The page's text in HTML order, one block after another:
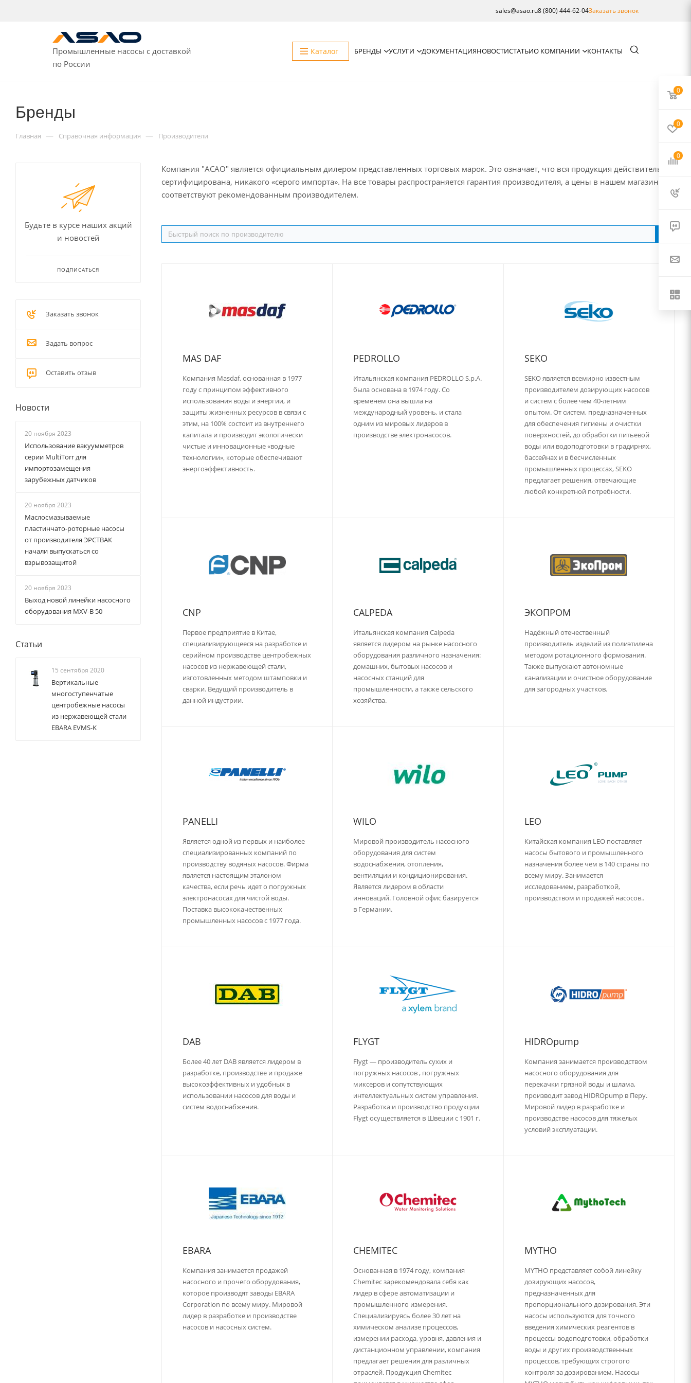
sales@asao.ru8 (800) 444-62-04Заказать звонок
Промышленные насосы с доставкой
по России
Каталог БРЕНДЫ УСЛУГИ ДОКУМЕНТАЦИЯНОВОСТИСТАТЬИО КОМПАНИИ КОНТАКТЫ
Бренды
Главная — Справочная информация — Производители
Компания "АСАО" является официальным дилером представленных торговых марок. Это означает, что вся продукция действительно
сертифицирована, никакого «серого импорта». На все товары распространяется гарантия производителя, а цены в нашем магазине
соответствуют рекомендованным производителем.
MAS DAF
Компания Masdaf, основанная в 1977
году с принципом эффективного
использования воды и энергии, и
защиты жизненных ресурсов в связи с
этим, на 100% состоит из внутреннего
капитала и производит экологически
чистые и инновационные «водные
технологии», которые обеспечивают
энергоэффективность.
PEDROLLO
Итальянская компания PEDROLLO S.p.A.
была основана в 1974 году. Со
временем она вышла на
международный уровень, и стала
одним из мировых лидеров в
производстве электронасосов.
SEKO
SEKO является всемирно известным
производителем дозирующих насосов
и систем с более чем 40-летним
опытом. От систем, предназначенных
для обеспечения гигиены и очистки
поверхностей, до обработки питьевой
воды или водоподготовки в градирнях,
бассейнах и в бесчисленных
промышленных процессах, SEKO
предлагает решения, отвечающие
любой конкретной потребности.
CNP
Первое предприятие в Китае,
специализирующееся на разработке и
серийном производстве центробежных
насосов из нержавеющей стали,
изготовленных методом штамповки и
сварки. Ведущий производитель в
данной индустрии.
CALPEDA
Итальянская компания Calpeda
является лидером на рынке насосного
оборудования различного назначения:
домашних, бытовых насосов и
насосных станций для
промышленности, а также сельского
хозяйства.
ЭКОПРОМ
Надёжный отечественный
производитель изделий из полиэтилена
методом ротационного формования.
Также выпускают автономные
канализации и очистное оборудование
для загородных участков.
PANELLI
Является одной из первых и наиболее
специализированных компаний по
производству водяных насосов. Фирма
является настоящим эталоном
качества, если речь идет о погружных
электронасосах для чистой воды.
Поставка высококачественных
промышленных насосов с 1977 года.
WILO
Мировой производитель насосного
оборудования для систем
водоснабжения, отопления,
вентиляции и кондиционирования.
Является лидером в области
инноваций. Головной офис базируется
в Германии.
LEO
Китайская компания LEO поставляет
насосы бытового и промышленного
назначения более чем в 140 страны по
всему миру. Занимается
исследованием, разработкой,
производством и продажей насосов..
DAB
Более 40 лет DAB является лидером в
разработке, производстве и продаже
высокоэффективных и удобных в
использовании насосов для воды и
систем водоснабжения.
FLYGT
Flygt — производитель сухих и
погружных насосов , погружных
миксеров и сопутствующих
интеллектуальных систем управления.
Разработка и производство продукции
Flygt осуществляется в Швеции c 1901 г.
HIDROpump
Компания занимается производством
насосного оборудования для
перекачки грязной воды и шлама,
производит завод HIDROpump в Перу.
Мировой лидер в разработке и
производстве насосов для тяжелых
условий эксплуатации.
EBARA
Компания занимается продажей
насосного и прочего оборудования,
которое производят заводы EBARA
Corporation по всему миру. Мировой
лидер в разработке и производстве
насосов и насосных систем.
CHEMITEC
Основанная в 1974 году, компания
Chemitec зарекомендовала себя как
лидер в сфере автоматизации и
промышленного измерения.
Специализируясь более 30 лет на
химическом анализе процессов,
измерении расхода, уровня, давления и
дистанционном управлении, компания
предлагает решения для различных
отраслей. Продукция Chemitec
MYTHO
MYTHO представляет собой линейку
дозирующих насосов,
предназначенных для
пропорционального дозирования. Эти
насосы используются для точного
введения химических реагентов в
процессы водоподготовки, обработки
воды и других производственных
процессов, требующих строгого
контроля за дозированием. Насосы
Будьте в курсе наших акций
и новостей
ПОДПИСАТЬСЯ
Заказать звонок
Задать вопрос
Оставить отзыв
Новости
20 ноября 2023
Использование вакуумметров
серии MultiTorr для
импортозамещения
зарубежных датчиков
20 ноября 2023
Маслосмазываемые
пластинчато-роторные насосы
от производителя ЭРСТВАК
начали выпускаться со
взрывозащитой
20 ноября 2023
Выход новой линейки насосного
оборудования MXV-B 50
Статьи
15 сентября 2020
Вертикальные
многоступенчатые
центробежные насосы
из нержавеющей стали
EBARA EVMS-K
0
0
0